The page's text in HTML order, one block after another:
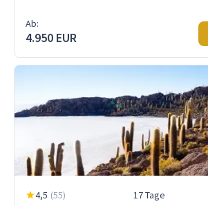
Ab:
4.950 EUR
4,5 (55) 17 Tage